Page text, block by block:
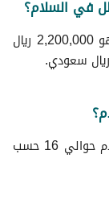
في السلام؟
أدنى سعر لشراء فلل حسب بيوت في السلام هو 2,200,000 ريال
يبلغ إجمالي عدد الفلل المتاحة للبيع في السلام حوالي 16 حسب